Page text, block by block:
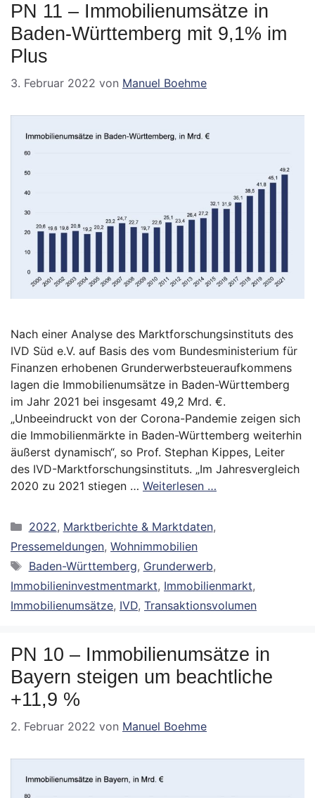
PN 11 – Immobilienumsätze in
Baden-Württemberg mit 9,1% im
Plus
3. Februar 2022 von Manuel Boehme
Nach einer Analyse des Marktforschungsinstituts des
IVD Süd e.V. auf Basis des vom Bundesministerium für
Finanzen erhobenen Grunderwerbsteueraufkommens
lagen die Immobilienumsätze in Baden-Württemberg
im Jahr 2021 bei insgesamt 49,2 Mrd. €.
„Unbeeindruckt von der Corona-Pandemie zeigen sich
die Immobilienmärkte in Baden-Württemberg weiterhin
äußerst dynamisch“, so Prof. Stephan Kippes, Leiter
des IVD-Marktforschungsinstituts. „Im Jahresvergleich
2020 zu 2021 stiegen … Weiterlesen …
Kategorien
2022, Marktberichte & Marktdaten,
Pressemeldungen, Wohnimmobilien
Schlagwörter
Baden-Württemberg, Grunderwerb,
Immobilieninvestmentmarkt, Immobilienmarkt,
Immobilienumsätze, IVD, Transaktionsvolumen
PN 10 – Immobilienumsätze in
Bayern steigen um beachtliche
+11,9 %
2. Februar 2022 von Manuel Boehme